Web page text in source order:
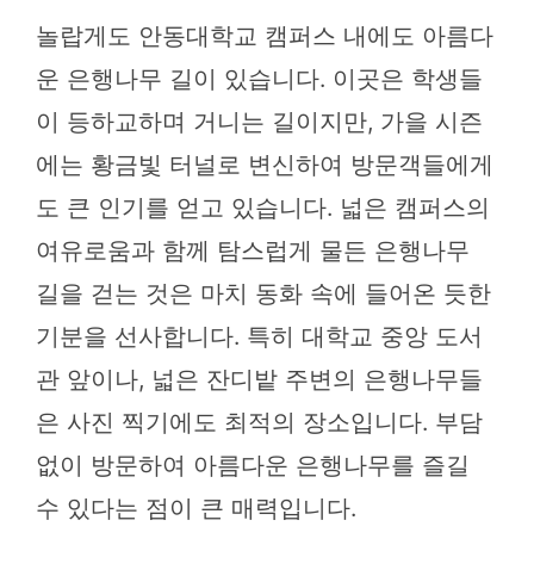
놀랍게도 안동대학교 캠퍼스 내에도 아름다
운 은행나무 길이 있습니다. 이곳은 학생들
이 등하교하며 거니는 길이지만, 가을 시즌
에는 황금빛 터널로 변신하여 방문객들에게
도 큰 인기를 얻고 있습니다. 넓은 캠퍼스의
여유로움과 함께 탐스럽게 물든 은행나무
길을 걷는 것은 마치 동화 속에 들어온 듯한
기분을 선사합니다. 특히 대학교 중앙 도서
관 앞이나, 넓은 잔디밭 주변의 은행나무들
은 사진 찍기에도 최적의 장소입니다. 부담
없이 방문하여 아름다운 은행나무를 즐길
수 있다는 점이 큰 매력입니다.